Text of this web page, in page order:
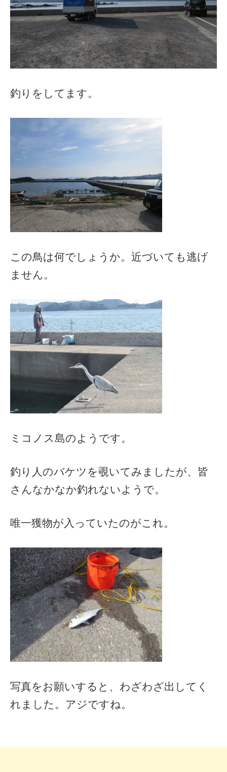
釣りをしてます。
この鳥は何でしょうか。近づいても逃げ
ません。
ミコノス島のようです。
釣り人のバケツを覗いてみましたが、皆
さんなかなか釣れないようで。
唯一獲物が入っていたのがこれ。
写真をお願いすると、わざわざ出してく
れました。アジですね。